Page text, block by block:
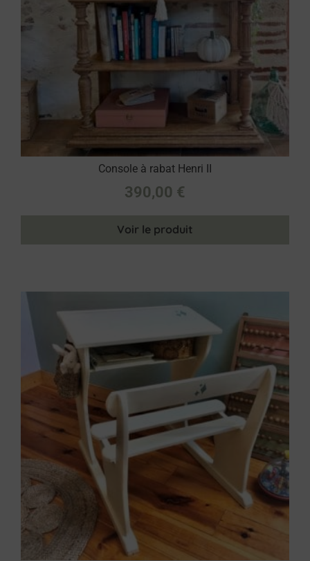
Console à rabat Henri II
390,00 €
Voir le produit